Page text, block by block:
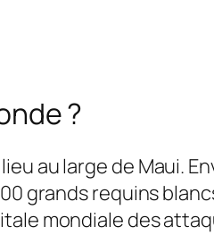
?
au large de Maui.
grands requins
mondiale des